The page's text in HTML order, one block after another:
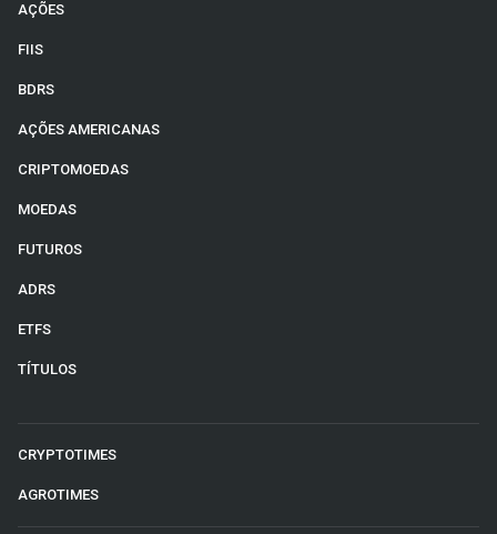
AÇÕES
FIIS
BDRS
AÇÕES AMERICANAS
CRIPTOMOEDAS
MOEDAS
FUTUROS
ADRS
ETFS
TÍTULOS
CRYPTOTIMES
AGROTIMES